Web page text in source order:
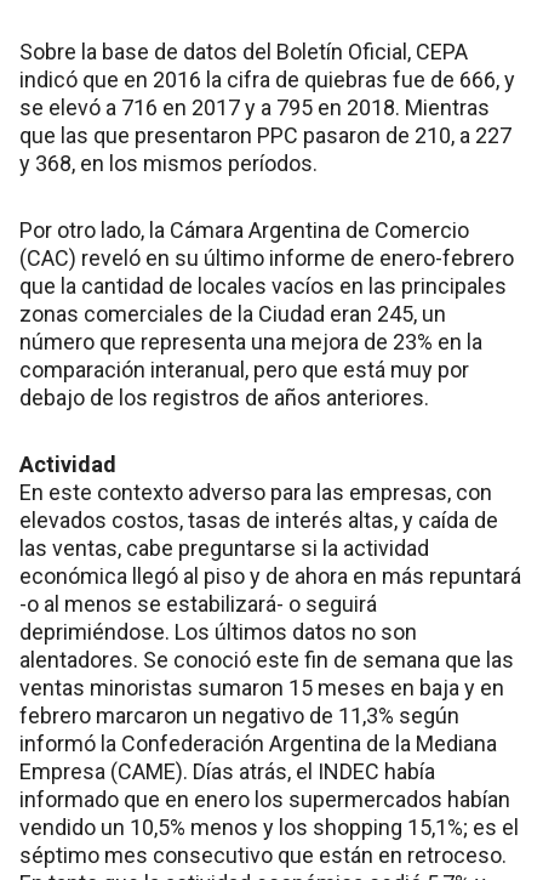
Sobre la base de datos del Boletín Oficial, CEPA
indicó que en 2016 la cifra de quiebras fue de 666, y
se elevó a 716 en 2017 y a 795 en 2018. Mientras
que las que presentaron PPC pasaron de 210, a 227
y 368, en los mismos períodos.
Por otro lado, la Cámara Argentina de Comercio
(CAC) reveló en su último informe de enero-febrero
que la cantidad de locales vacíos en las principales
zonas comerciales de la Ciudad eran 245, un
número que representa una mejora de 23% en la
comparación interanual, pero que está muy por
debajo de los registros de años anteriores.
Actividad
En este contexto adverso para las empresas, con
elevados costos, tasas de interés altas, y caída de
las ventas, cabe preguntarse si la actividad
económica llegó al piso y de ahora en más repuntará
-o al menos se estabilizará- o seguirá
deprimiéndose. Los últimos datos no son
alentadores. Se conoció este fin de semana que las
ventas minoristas sumaron 15 meses en baja y en
febrero marcaron un negativo de 11,3% según
informó la Confederación Argentina de la Mediana
Empresa (CAME). Días atrás, el INDEC había
informado que en enero los supermercados habían
vendido un 10,5% menos y los shopping 15,1%; es el
séptimo mes consecutivo que están en retroceso.